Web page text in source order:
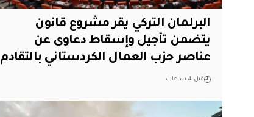
البرلمان التركي يقر مشروع قانون
يتضمن تأجيل وإسقاط دعاوى عن
عناصر حزب العمال الكردستاني بالتقادم
قبل 4 ساعات